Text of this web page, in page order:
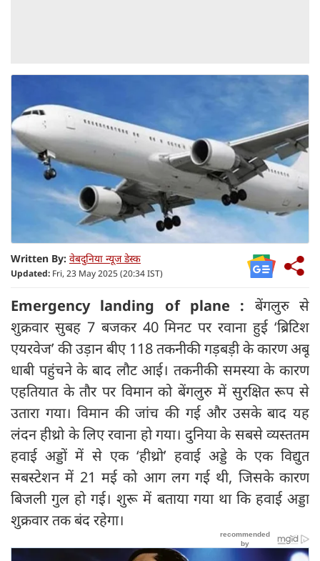
Written By: वेबदुनिया न्यूज डेस्क
Updated: Fri, 23 May 2025 (20:34 IST)
Emergency landing of plane : बेंगलुरु से
शुक्रवार सुबह 7 बजकर 40 मिनट पर रवाना हुई ‘ब्रिटिश
एयरवेज’ की उड़ान बीए 118 तकनीकी गड़बड़ी के कारण अबू
धाबी पहुंचने के बाद लौट आई। तकनीकी समस्या के कारण
एहतियात के तौर पर विमान को बेंगलुरु में सुरक्षित रूप से
उतारा गया। विमान की जांच की गई और उसके बाद यह
लंदन हीथ्रो के लिए रवाना हो गया। दुनिया के सबसे व्यस्ततम
हवाई अड्डों में से एक ‘हीथ्रो’ हवाई अड्डे के एक विद्युत
सबस्टेशन में 21 मई को आग लग गई थी, जिसके कारण
बिजली गुल हो गई। शुरू में बताया गया था कि हवाई अड्डा
शुक्रवार तक बंद रहेगा।